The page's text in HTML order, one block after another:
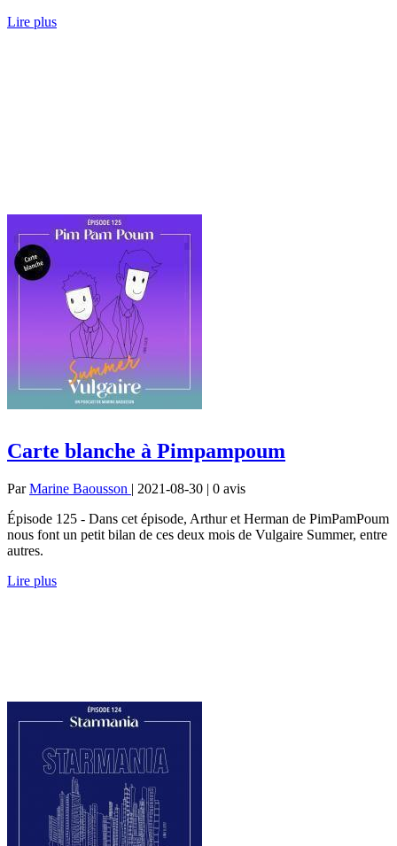
Lire plus
Carte blanche à Pimpampoum
ParMarine Baousson | 2021-08-30 | 0 avis
Épisode 125 - Dans cet épisode, Arthur et Herman de PimPamPoum
nous font un petit bilan de ces deux mois de Vulgaire Summer, entre
autres.
Lire plus